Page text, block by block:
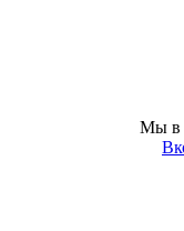
Мы в